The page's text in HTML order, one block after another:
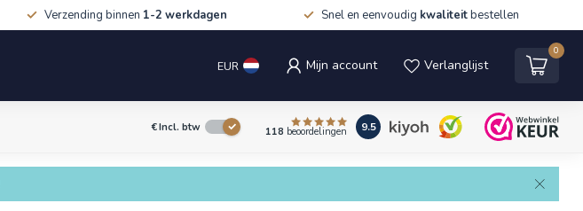
Verzending binnen 1-2 werkdagen Snel en eenvoudig kwaliteitbestellen
EUR Mijn account Verlanglijst
0
€Incl. btw 118 beoordelingen 9.5